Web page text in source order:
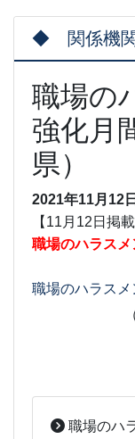
◆ 関係機関
職場の
強化月
県）
2021年11月12
【11月12日掲載
職場のハラス
職場のハラス
職場のハ